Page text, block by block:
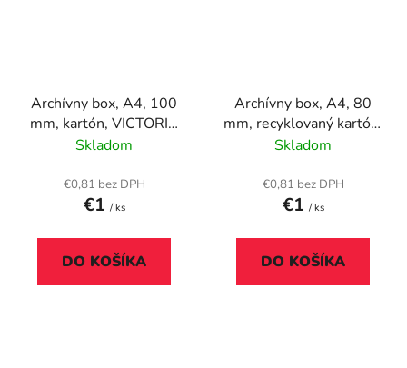
Archívny box, A4, 100
mm, kartón, VICTORIA
OFFICE, prírodný
Skladom
€0,81 bez DPH
€1 / ks
DO KOŠÍKA
Archívny box, A4, 80
mm, recyklovaný kartón,
ESSELTE "Eco", hnedý
Skladom
€0,81 bez DPH
€1 / ks
DO KOŠÍKA